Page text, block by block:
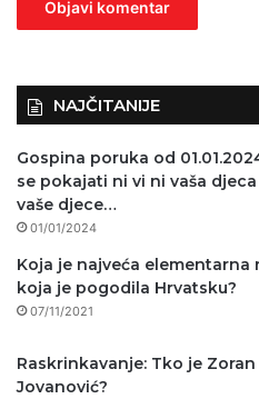
NAJČITANIJE
Gospina poruka od
se pokajati ni vi ni vaša
vaše djece…
01/01/2024
Koja je najveća elementarna
koja je pogodila Hrvatsku?
07/11/2021
Raskrinkavanje: Tko je Zoran
Jovanović?